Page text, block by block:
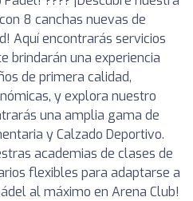
8 canchas nuevas de
Aquí encontrarás servicios
brindarán una experiencia
de primera calidad,
y explora nuestro
una amplia gama de
y Calzado Deportivo.
academias de clases de
flexibles para adaptarse a
al máximo en Arena Club!